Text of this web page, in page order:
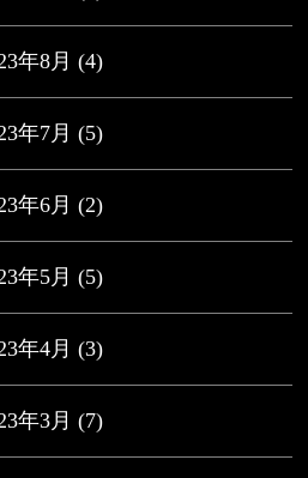
年8月 (4)
年7月 (5)
年6月 (2)
年5月 (5)
年4月 (3)
年3月 (7)